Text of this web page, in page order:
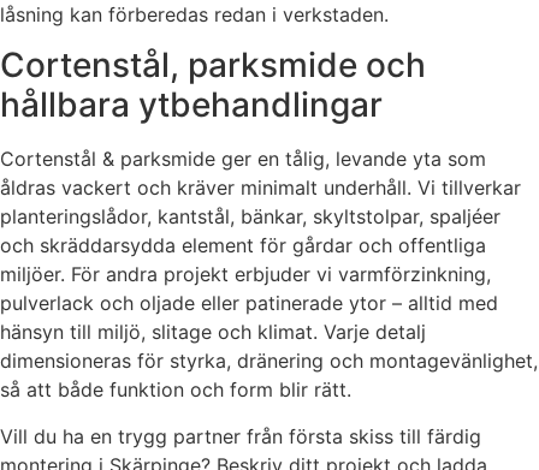
låsning kan förberedas redan i verkstaden.
Cortenstål, parksmide och
hållbara ytbehandlingar
Cortenstål & parksmide ger en tålig, levande yta som
åldras vackert och kräver minimalt underhåll. Vi tillverkar
planteringslådor, kantstål, bänkar, skyltstolpar, spaljéer
och skräddarsydda element för gårdar och offentliga
miljöer. För andra projekt erbjuder vi varmförzinkning,
pulverlack och oljade eller patinerade ytor – alltid med
hänsyn till miljö, slitage och klimat. Varje detalj
dimensioneras för styrka, dränering och montagevänlighet,
så att både funktion och form blir rätt.
Vill du ha en trygg partner från första skiss till färdig
montering i Skärpinge? Beskriv ditt projekt och ladda